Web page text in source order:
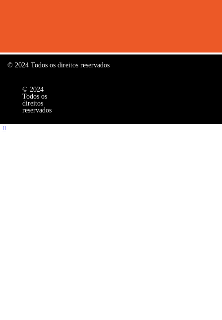
© 2024 Todos os direitos reservados
© 2024
Todos os
direitos
reservados